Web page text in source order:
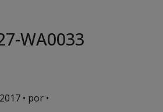
WA0033
• por •